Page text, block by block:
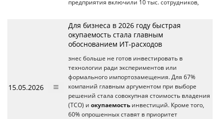
предприятия включили 10 тыс. сотрудников,
15.05.2026
Для бизнеса в 2026 году быстрая
окупаемость стала главным
обоснованием ИТ-расходов
знес больше не готов инвестировать в
технологии ради экспериментов или
формального импортозамещения. Для 67%
компаний главным аргументом при выборе
решений стала совокупная стоимость владения
(TCO) и окупаемость инвестиций. Кроме того,
60% опрошенных ставят в приоритет